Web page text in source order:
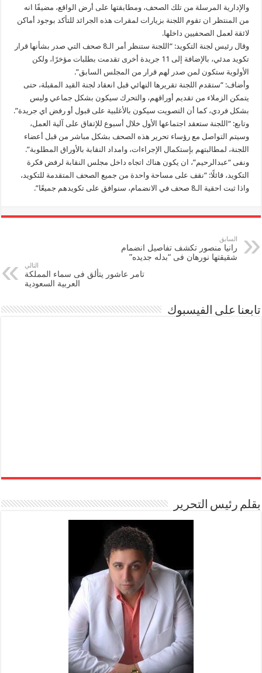
والإدارية المرسلة من تلك الصحف، ومطابقتها على أرض الواقع، مضيفًا انه
من المنتظر ان تقوم اللجنة بزيارات لمقرات هذه الجرائد للتأكد بوجود أماكن
لائقة لعمل الصحفيين داخلها.
وقال رئيس لجنة التكويد: “اللجنة ستنظر أمر الـ8 صحف التي صدر بشأنها قرار
تكويد مدئي، بالإضافة إلى 11 جريدة أخرى تقدمت بطلبات مؤخرًا، ولكن
الأولوية ستكون لمن صدر لهم قرار من المجلس السابق”.
وأضاف: “ستقدم اللجنة تقريرها النهائي قبل انعقاد لجنة القيد المقبلة، حتى
يتمكن الزملاء من تقديم أوراقهم، والتحرك سيكون بشكل جماعي وليس
بشكل فردي، كما أن التصويت سيكون بالأغلبية على قبول أو رفض اي جريدة”.
وتابع: “اللجنة ستعقد اجتماعها الأول خلال أسبوع للإتفاق على آلية العمل،
وسيتم التواصل مع رؤساء تحرير هذه الصحف بشكل مباشر من قبل أعضاء
اللجنة، لمطالبتهم بإستكمال الإجراءات، وامداد النقابة بالأوراق المطلوبة”.
ونفى “عبدالرحيم”، ان يكون هناك اتجاه داخل مجلس النقابة لرفض فكرة
التكويد، قائلًا: “نقف على مساحة واحدة من جميع الصحف المتقدمة للتكويد،
واذا ثبت احقية الـ8 صحف في الانضمام، سنوافق على تكويدهم جميعًا”.
السابق
رانيا منصور تكشف تفاصيل انضمام
شقيقتها نورهان فى “بدله جديده”
التالي
تامر عاشور يتألق فى سماء المملكة
العربية السعودية
تابعنا على الفيسبوك
بقلم رئيس التحرير